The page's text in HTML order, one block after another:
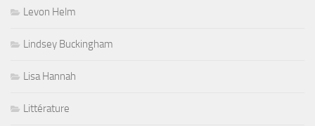
Levon Helm
Lindsey Buckingham
Lisa Hannah
Littérature